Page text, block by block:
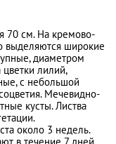
70 см. На кремово-
выделяются широкие
диаметром
лилий,
с небольшой
Мечевидно-
кусты. Листва
около 3 недель.
в течение 7 дней.